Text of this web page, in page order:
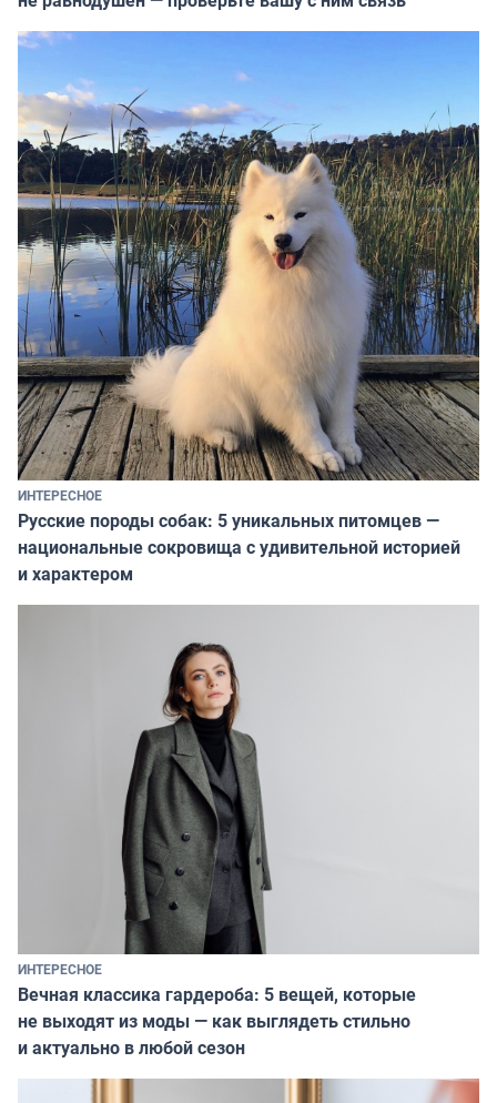
ИНТЕРЕСНОЕ
Русские породы собак: 5 уникальных питомцев —
национальные сокровища с удивительной историей
и характером
ИНТЕРЕСНОЕ
Вечная классика гардероба: 5 вещей, которые
не выходят из моды — как выглядеть стильно
и актуально в любой сезон